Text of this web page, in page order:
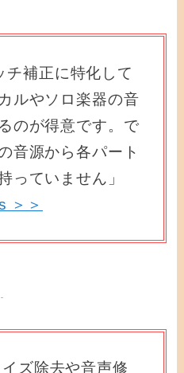
チ補正に特化して
ルやソロ楽器の音
のが得意です。で
音源から各パート
っていません」
＞＞
ズ除去や音声修